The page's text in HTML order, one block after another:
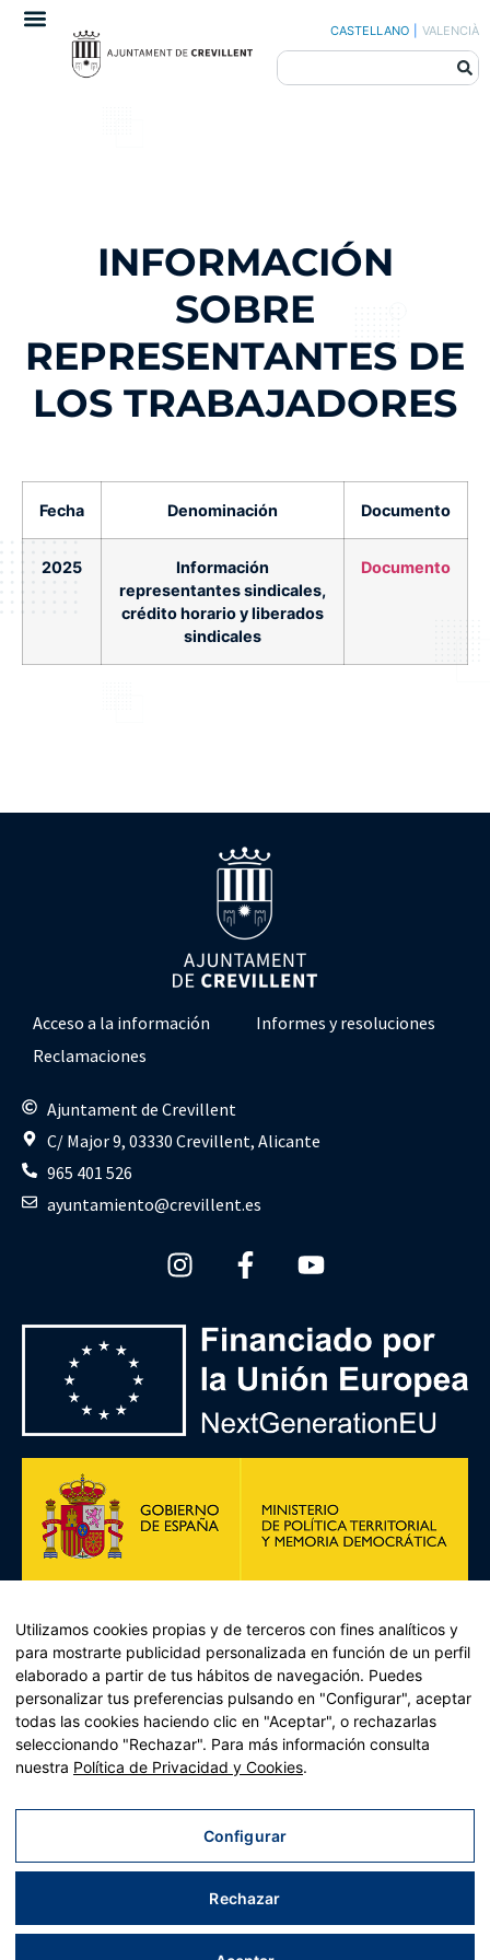
CASTELLANO VALENCIÀ
INFORMACIÓN
SOBRE
REPRESENTANTES DE
LOS TRABAJADORES
Fecha Denominación Documento
2025
Información
representantes sindicales,
crédito horario y liberados
sindicales
Documento
Acceso a la información
Informes y resoluciones
Reclamaciones
Ajuntament de Crevillent
C/ Major 9, 03330 Crevillent, Alicante
965 401 526
ayuntamiento@crevillent.es
Plan de Recuperación, Transformación y Resiliencia –
Financiado por la Unión Europea << Next Generation EU>>
Mecanismo de Recuperación y resiliencia, establecido por el
Componente 11, Inversión 2 del PRTR gestionado por el
Ministerio de Política territorial.
Aviso legal|Política de privacidad|Política de cookies|Mapa web| Desarrollado
Utilizamos cookies propias y de terceros con fines analíticos y
para mostrarte publicidad personalizada en función de un perfil
elaborado a partir de tus hábitos de navegación. Puedes
personalizar tus preferencias pulsando en "Configurar", aceptar
todas las cookies haciendo clic en "Aceptar", o rechazarlas
seleccionando "Rechazar". Para más información consulta
nuestra Política de Privacidad y Cookies.
Configurar
Rechazar